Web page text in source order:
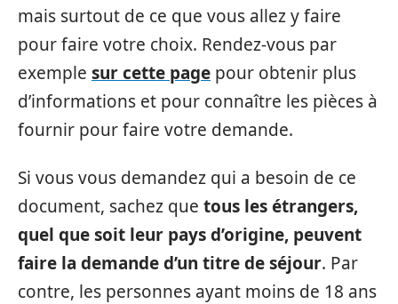
mais surtout de ce que vous allez y faire
pour faire votre choix. Rendez-vous par
exemple sur cette page pour obtenir plus
d’informations et pour connaître les pièces à
fournir pour faire votre demande.
Si vous vous demandez qui a besoin de ce
document, sachez que tous les étrangers,
quel que soit leur pays d’origine, peuvent
faire la demande d’un titre de séjour. Par
contre, les personnes ayant moins de 18 ans